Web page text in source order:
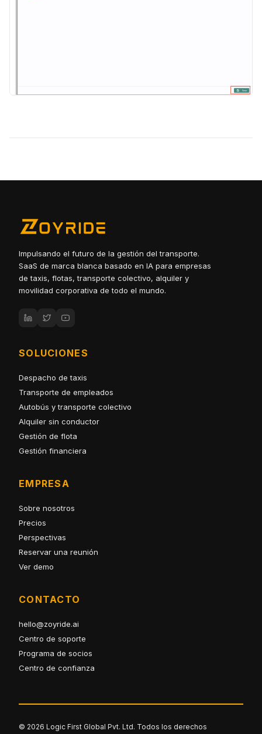
Impulsando el futuro de la gestión del transporte.
SaaS de marca blanca basado en IA para empresas
de taxis, flotas, transporte colectivo, alquiler y
movilidad corporativa de todo el mundo.
SOLUCIONES
Despacho de taxis
Transporte de empleados
Autobús y transporte colectivo
Alquiler sin conductor
Gestión de flota
Gestión financiera
EMPRESA
Sobre nosotros
Precios
Perspectivas
Reservar una reunión
Ver demo
CONTACTO
hello@zoyride.ai
Centro de soporte
Programa de socios
Centro de confianza
© 2026 Logic First Global Pvt. Ltd. Todos los derechos